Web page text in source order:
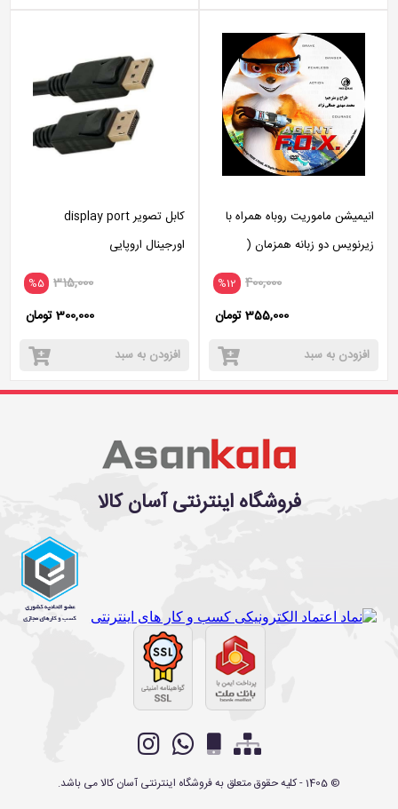
انیمیشن ماموریت روباه همراه با
زیرنویس دو زبانه همزمان (
%12 400,000
355,000 تومان
افزودن به سبد
کابل تصویر display port
اورجینال اروپایی
%5 315,000
300,000 تومان
افزودن به سبد
فروشگاه اینترنتی آسان کالا
©
1405- کلیه حقوق متعلق بهفروشگاه اینترنتی آسان کالامی باشد.